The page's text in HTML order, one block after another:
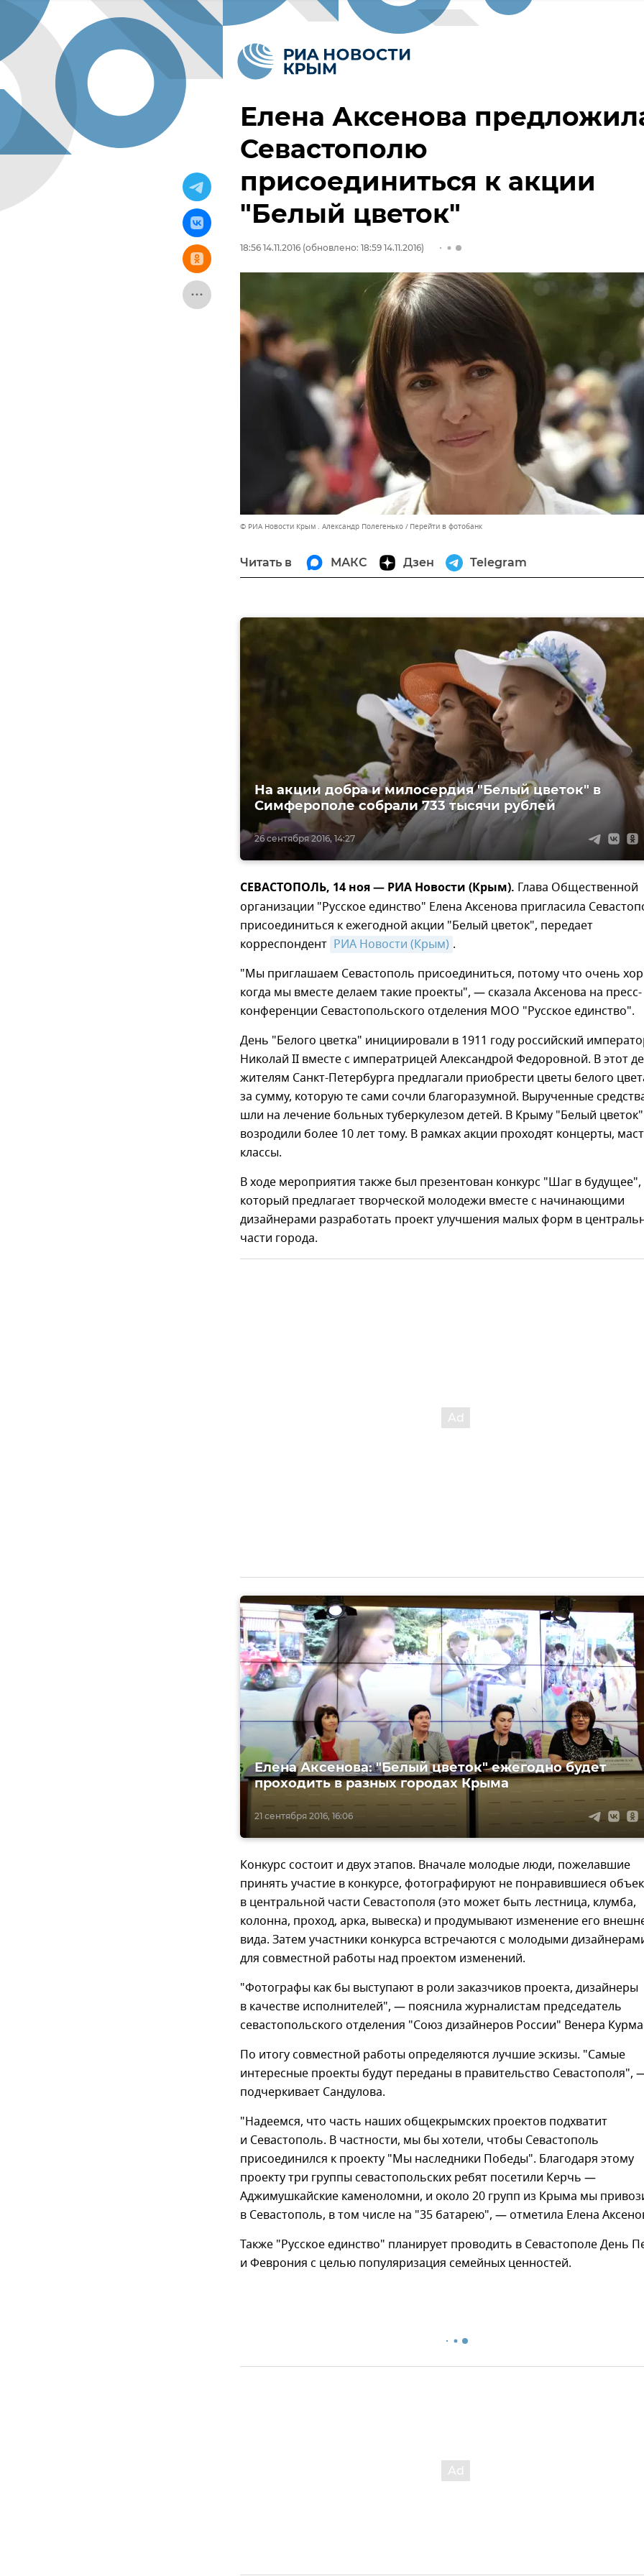
Елена Аксенова
Севастополю
присоединиться к акции
"Белый цветок"
18:56 14.11.2016 (обновлено: 18:59 14.11.2016)
© РИА Новости Крым . Александр Полегенько Перейти в фотобанк
Читать в МАКС Дзен Telegram
26 сентября 2016, 14:27
На акции добра и милосердия "Белый цветок" в
Симферополе собрали 733 тысячи рублей
СЕВАСТОПОЛЬ, 14 ноя — РИА Новости (Крым). Глава Общественной
организации "Русское единство" Елена Аксенова пригласила
присоединиться к ежегодной акции "Белый цветок", передает
корреспондент РИА Новости (Крым) .
"Мы приглашаем Севастополь присоединиться, потому что очень
когда мы вместе делаем такие проекты", — сказала Аксенова на пресс-
конференции Севастопольского отделения МОО "Русское единство".
День "Белого цветка" инициировали в 1911 году российский
Николай II вместе с императрицей Александрой Федоровной. В этот
жителям Санкт-Петербурга предлагали приобрести цветы белого
за сумму, которую те сами сочли благоразумной. Вырученные
шли на лечение больных туберкулезом детей. В Крыму "Белый цветок"
возродили более 10 лет тому. В рамках акции проходят концерты,
классы.
В ходе мероприятия также был презентован конкурс "Шаг в будущее",
который предлагает творческой молодежи вместе с начинающими
дизайнерами разработать проект улучшения малых форм в
части города.
21 сентября 2016, 16:06
Елена Аксенова: "Белый цветок" ежегодно будет
проходить в разных городах Крыма
Конкурс состоит и двух этапов. Вначале молодые люди, пожелавшие
принять участие в конкурсе, фотографируют не понравившиеся
в центральной части Севастополя (это может быть лестница, клумба,
колонна, проход, арка, вывеска) и продумывают изменение его
вида. Затем участники конкурса встречаются с молодыми
для совместной работы над проектом изменений.
"Фотографы как бы выступают в роли заказчиков проекта, дизайнеры
в качестве исполнителей", — пояснила журналистам председатель
севастопольского отделения "Союз дизайнеров России" Венера
По итогу совместной работы определяются лучшие эскизы. "Самые
интересные проекты будут переданы в правительство Севастополя",
подчеркивает Сандулова.
"Надеемся, что часть наших общекрымских проектов подхватит
и Севастополь. В частности, мы бы хотели, чтобы Севастополь
присоединился к проекту "Мы наследники Победы". Благодаря этому
проекту три группы севастопольских ребят посетили Керчь —
Аджимушкайские каменоломни, и около 20 групп из Крыма мы
в Севастополь, в том числе на "35 батарею", — отметила Елена
Также "Русское единство" планирует проводить в Севастополе День
и Феврония с целью популяризация семейных ценностей.